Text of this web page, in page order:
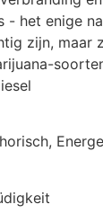
- het enige
zijn, maar